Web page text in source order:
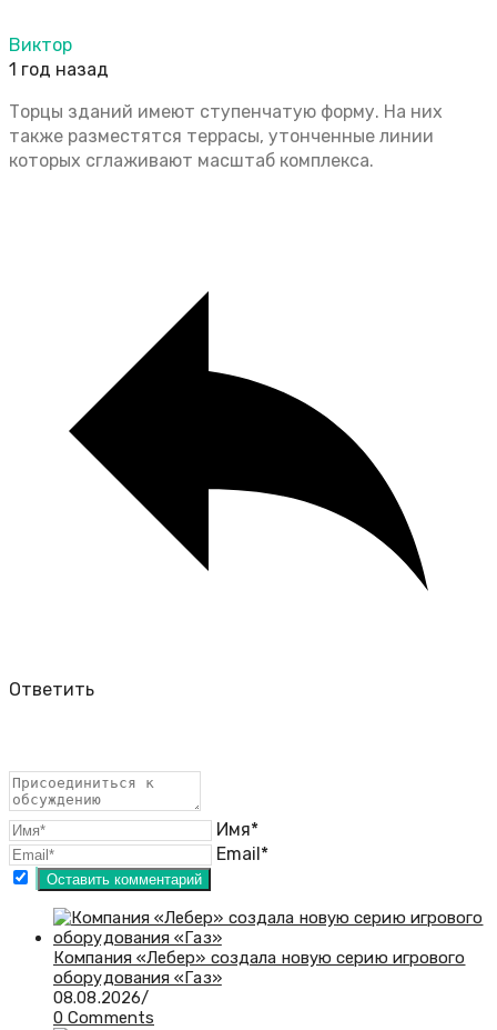
Виктор
1 год назад
Торцы зданий имеют ступенчатую форму. На них
также разместятся террасы, утонченные линии
которых сглаживают масштаб комплекса.
Ответить
Имя*
Email*
​Компания «Лебер» создала новую серию игрового
оборудования «Газ»
08.08.2026/
0 Comments